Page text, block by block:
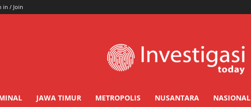
in / Join
JAWA TIMUR METROPOLIS NUSANTARA NASIONAL